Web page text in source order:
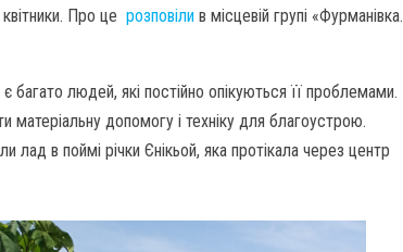
Про це розповіли в місцевій групі «Фурманівка.
людей, які постійно опікуються її проблемами.
допомогу і техніку для благоустрою.
в поймі річки Єнікьой, яка протікала через центр